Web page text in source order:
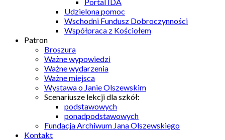
Udzielona pomoc
Wschodni Fundusz Dobroczynności
Współpraca z Kościołem
Patron
Broszura
Ważne wypowiedzi
Ważne wydarzenia
Ważne miejsca
Wystawa o Janie Olszewskim
Scenariusze lekcji dla szkół:
podstawowych
ponadpodstawowych
Fundacja Archiwum Jana Olszewskiego
Kontakt